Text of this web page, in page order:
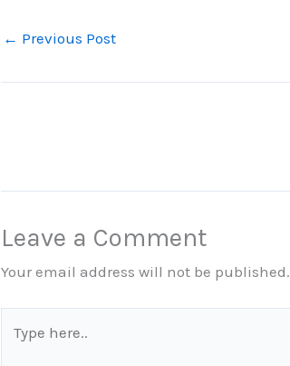
← Previous Post
Leave a Comment
Your email address will not be published.
here..